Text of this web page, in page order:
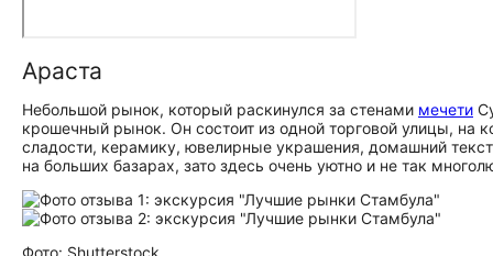
Араста
Небольшой рынок, который раскинулся за стенами мечети
крошечный рынок. Он состоит из одной торговой улицы, на
сладости, керамику, ювелирные украшения, домашний
на больших базарах, зато здесь очень уютно и не так
Фото: Shutterstock